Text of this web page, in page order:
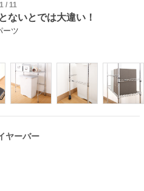
1/ 11
ないとでは大違い！
ーツ
ヤーバー